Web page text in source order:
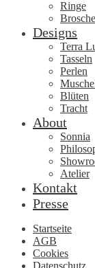
Ringe
Designs
Terra
Tasseln
Perlen
Blüten
Tracht
About
Sonnia
Atelier
Kontakt
Presse
Startseite
AGB
Cookies
Datenschutz